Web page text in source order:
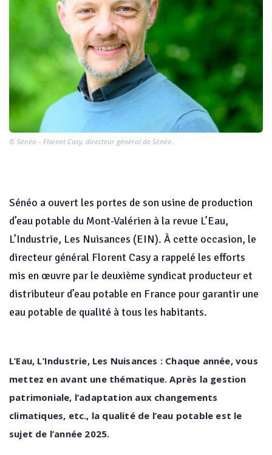
© Sénéo – Florent Casy, directeur général de Sénéo .
Sénéo a ouvert les portes de son usine de production
d’eau potable du Mont-Valérien à la revue L’Eau,
L’Industrie, Les Nuisances (EIN). À cette occasion, le
directeur général Florent Casy a rappelé les efforts
mis en œuvre par le deuxième syndicat producteur et
distributeur d’eau potable en France pour garantir une
eau potable de qualité à tous les habitants.
L’Eau, L’Industrie, Les Nuisances : Chaque année, vous
mettez en avant une thématique. Après la gestion
patrimoniale, l’adaptation aux changements
climatiques, etc., la qualité de l’eau potable est le
sujet de l’année 2025.